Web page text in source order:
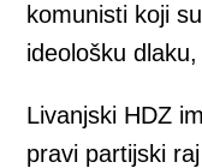
komunisti koji
ideološku
Livanjski HDZ
pravi partijski